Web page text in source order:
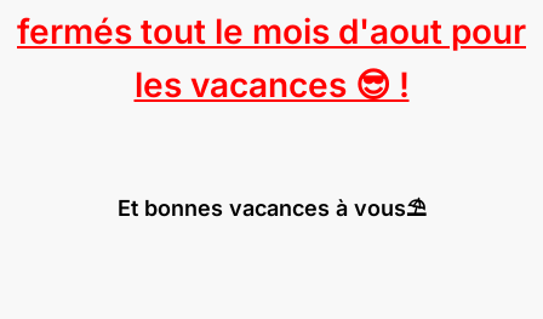
fermés tout le mois d'aout pour
les vacances 😎 !
Et bonnes vacances à vous⛱️